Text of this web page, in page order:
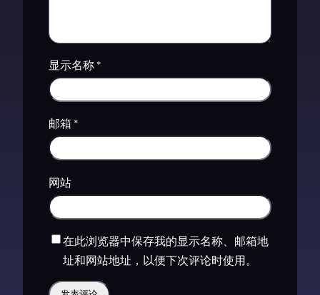
显示名称 *
邮箱 *
网站
在此浏览器中保存我的显示名称、邮箱地
址和网站地址，以便下次评论时使用。